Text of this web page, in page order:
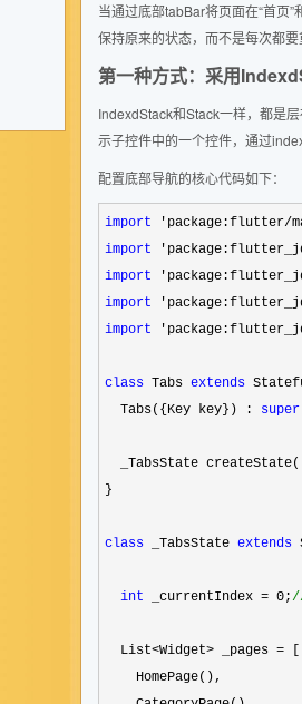
当通过底部tabBar将页面在“首页
保持原来的状态，而不是每次都要
第一种方式：采用
IndexdStack和Stack一样，都是
示子控件中的一个控件，通过
配置底部导航的核心代码如下：
import 'package:flutter/
import
import
import
import
class Tabs extends
  Tabs({Key key}) :
super
_TabsState
}
class _TabsState extends
int _currentIndex = 0;
  List
<Widget> _pages =
    HomePage(),